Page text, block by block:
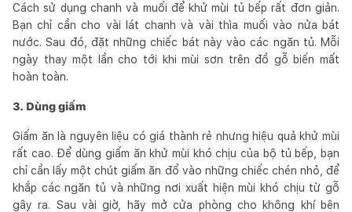
Cách sử dụng chanh và muối để khử mùi tủ bếp rất đơn giản.
Bạn chỉ cần cho vài lát chanh và vài thìa muối vào nửa bát
nước. Sau đó, đặt những chiếc bát này vào các ngăn tủ. Mỗi
ngày thay một lần cho tới khi mùi sơn trên đồ gỗ biến mất
hoàn toàn.
3. Dùng giấm
Giấm ăn là nguyên liệu có giá thành rẻ nhưng hiệu quả khử mùi
rất cao. Để dùng giấm ăn khử mùi khó chịu của bộ tủ bếp, bạn
chỉ cần lấy một chút giấm ăn đổ vào những chiếc chén nhỏ, để
khắp các ngăn tủ và những nơi xuất hiện mùi khó chịu từ gỗ
gây ra. Sau vài giờ, hãy mở cửa phòng cho không khí bên